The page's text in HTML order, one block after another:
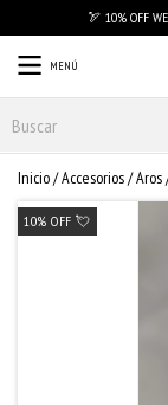
🏹 10% OFF
MENÚ
Inicio/Accesorios/Aros
10% OFF 💘